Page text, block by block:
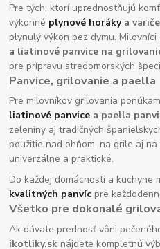
Pre tých, ktorí uprednostňujú
výkonné plynové horákya variče
plynulý výkon bez dymu.
a liatinové panvice na
pre prípravu stredomorských
Panvice, grilovanie a paella
Pre milovníkov grilovania
liatinové panvice a paella
zeleniny aj tradičných
použitie nad ohňom, na grile aj
univerzálne a praktické.
Do každej domácnosti a kuchyne
kvalitných panvíc pre
Všetko pre dokonalé
Ak dávate prednosť vôni
ikotliky.sk nájdete kompletnú